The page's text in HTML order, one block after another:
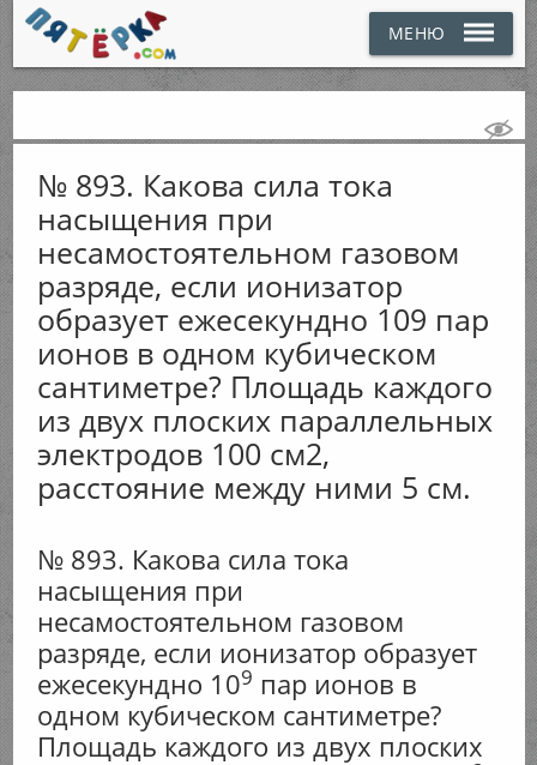
МЕНЮ
№ 893. Какова сила тока
насыщения при
несамостоятельном газовом
разряде, если ионизатор
образует ежесекундно 109 пар
ионов в одном кубическом
сантиметре? Площадь каждого
из двух плоских параллельных
электродов 100 см2,
расстояние между ними 5 см.
№ 893. Какова сила тока
насыщения при
несамостоятельном газовом
разряде, если ионизатор образует
ежесекундно 109 пар ионов в
одном кубическом сантиметре?
Площадь каждого из двух плоских